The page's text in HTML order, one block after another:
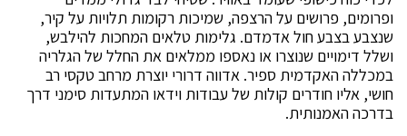
ופרומים, פרושים על הרצפה, שמיכות רקומות תלויות על קיר,
שנצבע בצבע חול אדמדם. גלימות טלאים המחכות להילבש,
ושלל דימויים שנוצרו או נאספו ממלאים את החלל של הגלריה
במכללה האקדמית ספיר. אדווה דרורי יוצרת מרחב טקסי רב
חושי, אליו חודרים קולות של עבודות וידאו המתעדות סימני דרך
בדרכה האמנותית.